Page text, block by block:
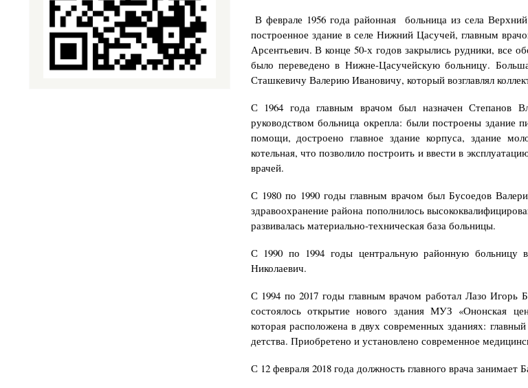
В феврале 1956 года районная больница из села
построенное здание в селе Нижний Цасучей, главным
Арсентьевич. В конце 50-х годов закрылись рудники, все
было переведено в Нижне-Цасучейскую больницу.
Сташкевичу Валерию Ивановичу, который возглавлял
С 1964 года главным врачом был назначен Степанов
руководством больница окрепла: были построены здание
помощи, достроено главное здание корпуса, здание
котельная, что позволило построить и ввести в
врачей.
С 1980 по 1990 годы главным врачом был Бусоедов
здравоохранение района пополнилось
развивалась материально-техническая база больницы.
С 1990 по 1994 годы центральную районную больницу
Николаевич.
С 1994 по 2017 годы главным врачом работал Лазо Игорь
состоялось открытие нового здания МУЗ «Ононская
которая расположена в двух современных зданиях:
детства. Приобретено и установлено современное
С 12 февраля 2018 года должность главного врача